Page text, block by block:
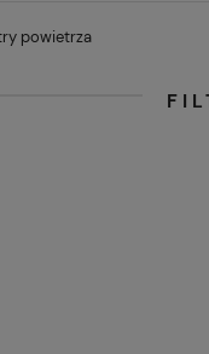
powietrza